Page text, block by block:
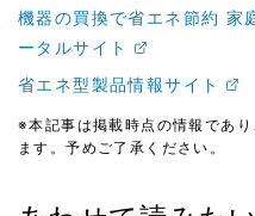
機器の買換で省エネ節約 家
ータルサイト
省エネ型製品情報サイト
※本記事は掲載時点の情報であ
ます。予めご了承ください。